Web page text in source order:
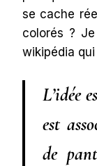
se cache
colorés ?
wikipédia
L’idée
est
de